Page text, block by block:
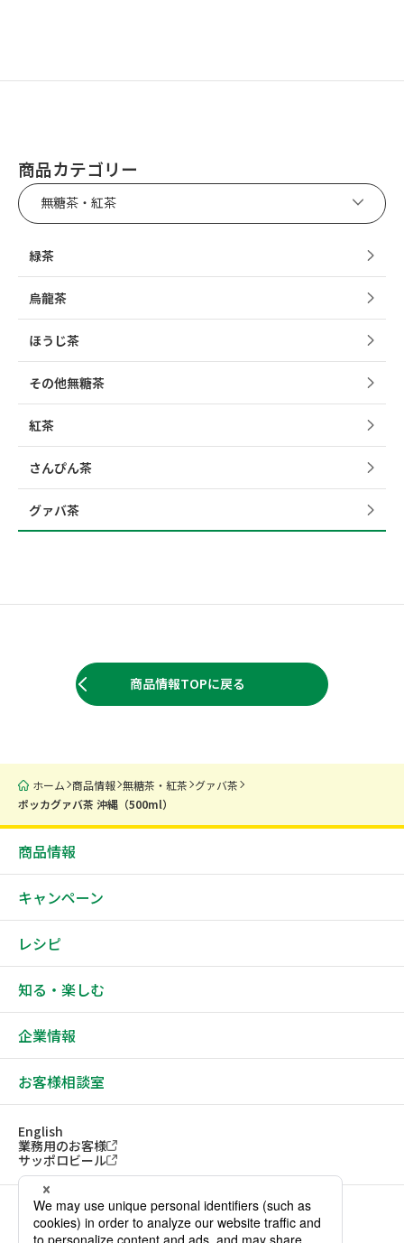
商品カテゴリー
無糖茶・紅茶
緑茶
烏龍茶
ほうじ茶
その他無糖茶
紅茶
さんぴん茶
グァバ茶
商品情報TOPに戻る
ホーム 商品情報 無糖茶・紅茶 グァバ茶
ポッカグァバ茶 沖縄（500ml）
商品情報
キャンペーン
レシピ
知る・楽しむ
企業情報
お客様相談室
English
業務用のお客様
サッポロビール